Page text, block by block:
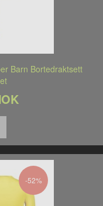
Barn Bortedraktsett
-52%